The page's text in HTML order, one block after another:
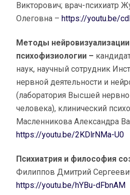
Викторович; врач-психиатр
Олеговна – https://youtu.be/
Методы
психофизиологии –
наук, научный сотрудник
нервной деятельности и
(лаборатория Высшей
человека), клинический
Масленникова Александра
https://youtu.be/2KDlrNMa-U0
Психиатрия и философия
Филиппов Дмитрий
https://youtu.be/hYBu-dFbnAM